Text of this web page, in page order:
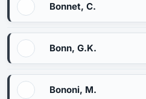
Bonnet, C.
Bonn, G.K.
Bononi, M.